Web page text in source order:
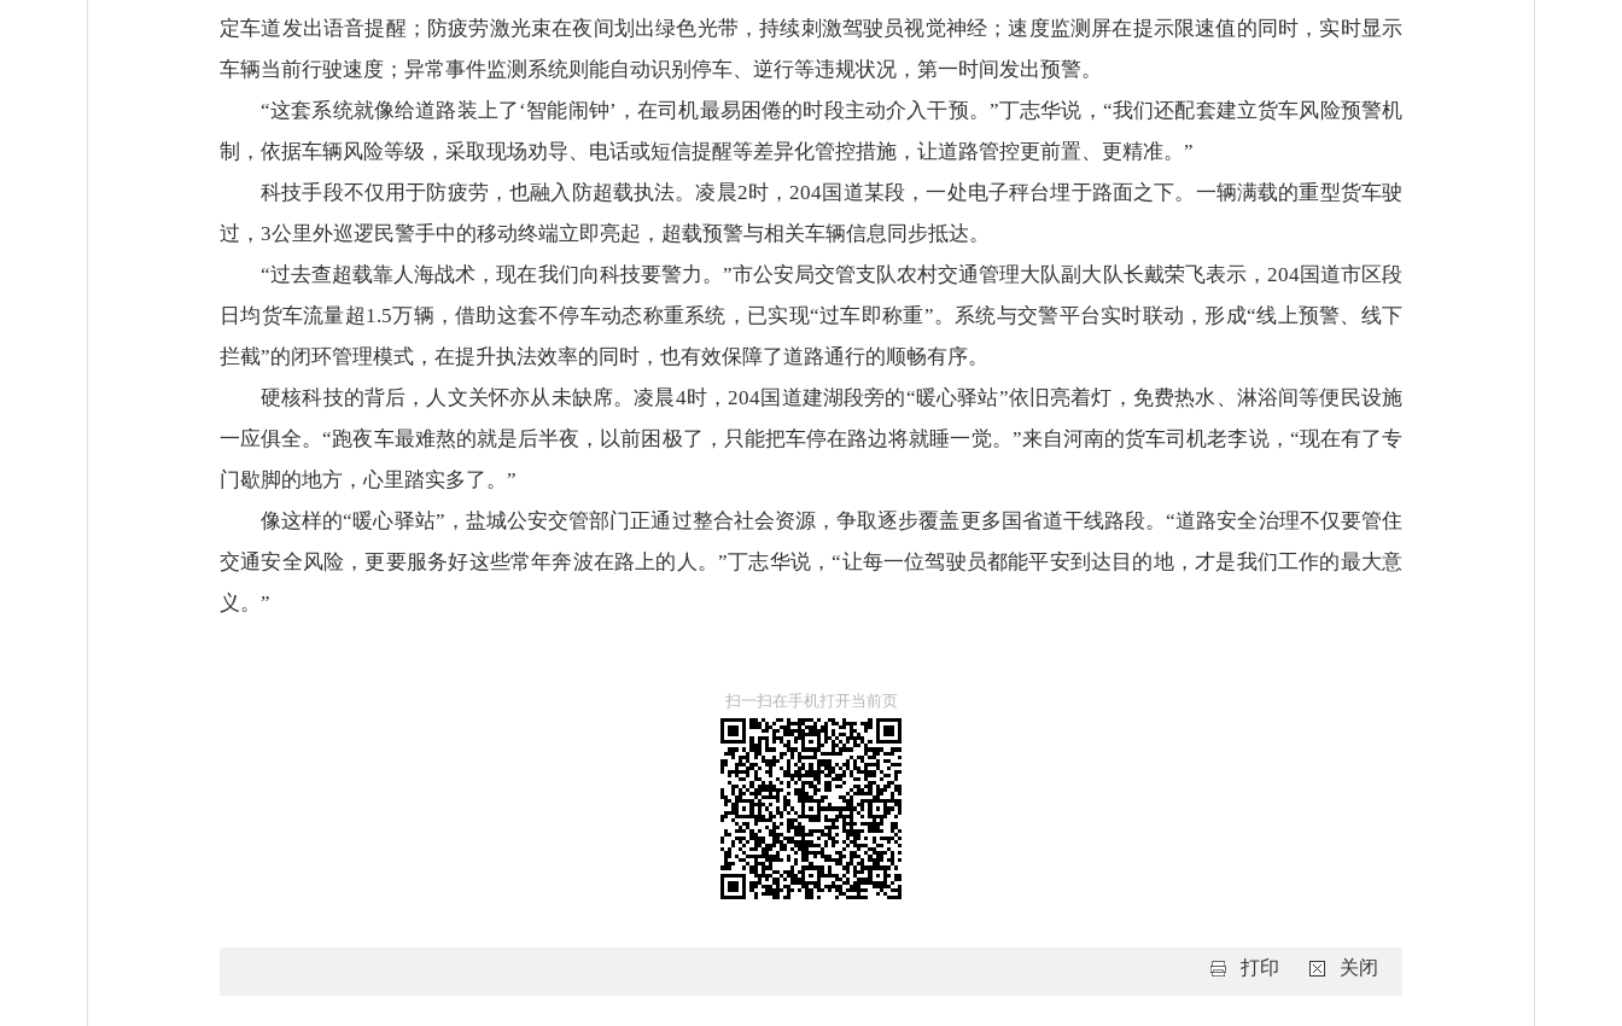
定车道发出语音提醒；防疲劳激光束在夜间划出绿色光带，持续刺激驾驶员视觉神经；速度监测屏在提示限速值的同时，实时显示
车辆当前行驶速度；异常事件监测系统则能自动识别停车、逆行等违规状况，第一时间发出预警。
“这套系统就像给道路装上了‘智能闹钟’，在司机最易困倦的时段主动介入干预。”丁志华说，“我们还配套建立货车风险预警机
制，依据车辆风险等级，采取现场劝导、电话或短信提醒等差异化管控措施，让道路管控更前置、更精准。”
科技手段不仅用于防疲劳，也融入防超载执法。凌晨2时，204国道某段，一处电子秤台埋于路面之下。一辆满载的重型货车驶
过，3公里外巡逻民警手中的移动终端立即亮起，超载预警与相关车辆信息同步抵达。
“过去查超载靠人海战术，现在我们向科技要警力。”市公安局交管支队农村交通管理大队副大队长戴荣飞表示，204国道市区段
日均货车流量超1.5万辆，借助这套不停车动态称重系统，已实现“过车即称重”。系统与交警平台实时联动，形成“线上预警、线下
拦截”的闭环管理模式，在提升执法效率的同时，也有效保障了道路通行的顺畅有序。
硬核科技的背后，人文关怀亦从未缺席。凌晨4时，204国道建湖段旁的“暖心驿站”依旧亮着灯，免费热水、淋浴间等便民设施
一应俱全。“跑夜车最难熬的就是后半夜，以前困极了，只能把车停在路边将就睡一觉。”来自河南的货车司机老李说，“现在有了专
门歇脚的地方，心里踏实多了。”
像这样的“暖心驿站”，盐城公安交管部门正通过整合社会资源，争取逐步覆盖更多国省道干线路段。“道路安全治理不仅要管住
交通安全风险，更要服务好这些常年奔波在路上的人。”丁志华说，“让每一位驾驶员都能平安到达目的地，才是我们工作的最大意
义。”
扫一扫在手机打开当前页
打印 关闭